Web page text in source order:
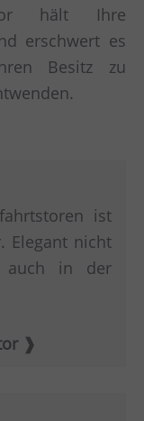
hält Ihre
erschwert es
Besitz zu
ist
Elegant nicht
auch in der